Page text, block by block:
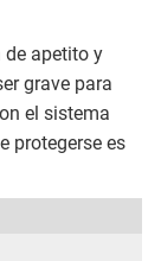
apetito y
grave para
el sistema
protegerse es